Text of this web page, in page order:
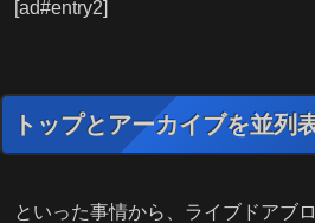
[ad#entry2]
トップとアーカイブを並列
といった事情から、ライブドアブ